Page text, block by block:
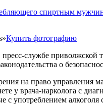
Купить фотографию
службе приволжской
о
на право управления
у врача-нарколога с
с употреблением